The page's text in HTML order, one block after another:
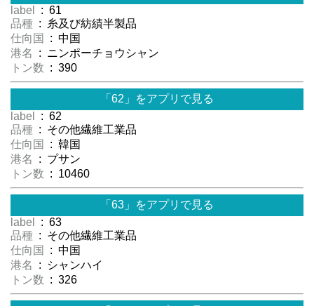
label
: 61
品種 : 糸及び紡績半製品
仕向国
: 中国
港名
: ニンポーチョウシャン
トン数 : 390
「62」をアプリで見る
label
: 62
品種 : その他繊維工業品
仕向国
: 韓国
港名
: プサン
トン数 : 10460
「63」をアプリで見る
label
: 63
品種 : その他繊維工業品
仕向国
: 中国
港名
: シャンハイ
トン数 : 326